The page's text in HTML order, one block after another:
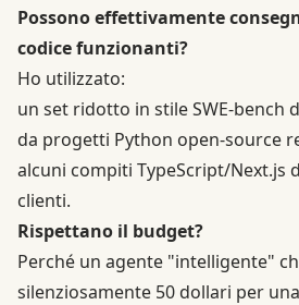
Possono effettivamente
codice funzionanti?
Ho utilizzato:
un set ridotto in stileSWE‑bench
da progetti Python open-source
alcuni compiti TypeScript/Next.js
clienti.
Rispettano il budget?
Perché un agente "intelligente"
silenziosamente 50 dollari per